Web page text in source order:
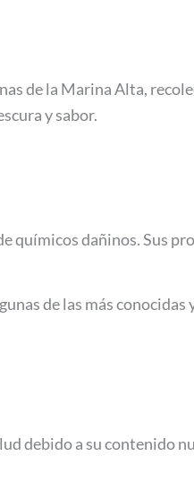
de la Marina Alta,
y sabor.
químicos dañinos. Sus
de las más conocidas
debido a su contenido